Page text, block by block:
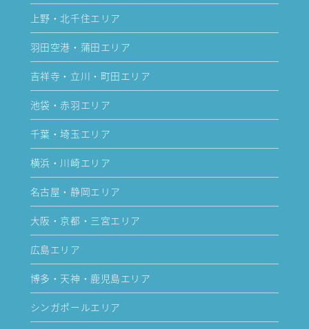
上野・北千住エリア
羽田空港・蒲田エリア
吉祥寺・立川・町田エリア
池袋・赤羽エリア
千葉・埼玉エリア
横浜・川崎エリア
名古屋・静岡エリア
大阪・京都・三宮エリア
広島エリア
博多・天神・鹿児島エリア
シンガポールエリア